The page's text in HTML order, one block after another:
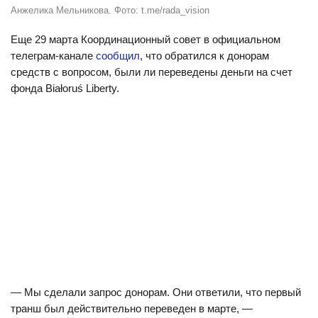
Анжелика Мельникова. Фото: t.me/rada_vision
Еще 29 марта Координационный совет в официальном
телеграм-канале сообщил, что обратился к донорам
средств с вопросом, были ли переведены деньги на счет
фонда Białoruś Liberty.
— Мы сделали запрос донорам. Они ответили, что первый
транш был действительно переведен в марте, —